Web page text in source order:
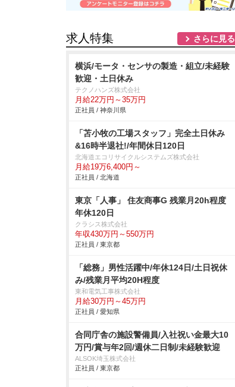
求人特集 さらに見る
横浜/モータ・センサの製造・組立/未経験
歓迎・土日休み
テクノハンズ株式会社
月給22万円～35万円
正社員 / 神奈川県
「苫小牧の工場スタッフ」完全土日休み
&16時半退社!/年間休日120日
北海道エコリサイクルシステムズ株式会社
月給19万6,400円～
正社員 / 北海道
東京「人事」 住友商事G 残業月20h程度
年休120日
クラシス株式会社
年収430万円～550万円
正社員 / 東京都
「総務」男性活躍中/年休124日/土日祝休
み/残業月平均20H程度
東和電気工事株式会社
月給30万円～45万円
正社員 / 愛知県
合同庁舎の施設警備員/入社祝い金最大10
万円/賞与年2回/週休二日制/未経験歓迎
ALSOK埼玉株式会社
正社員 / 東京都